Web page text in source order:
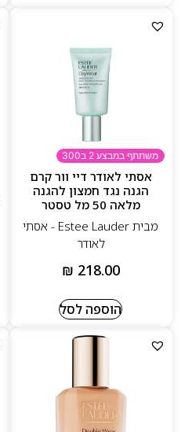
משתתף במבצע 2 ב300
אסתי לאודר דיי וור קרם
הגנה נגד חמצון להגנה
מלאה 50 מל טסטר
מבית Estee Lauder - אסתי
לאודר
₪ 218.00
הוספה לסל